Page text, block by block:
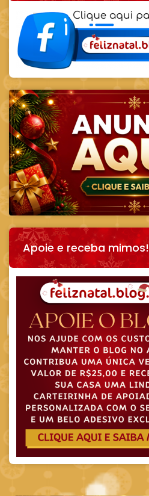
Apoie e receba mimos!